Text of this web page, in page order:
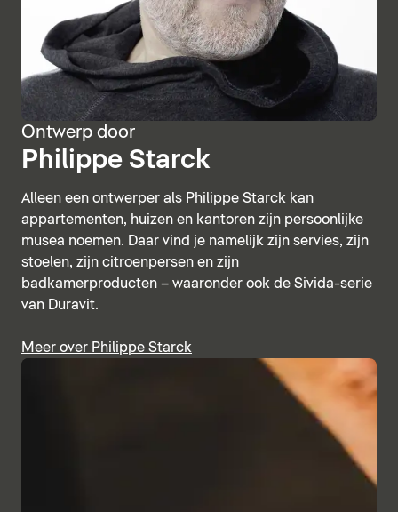
Ontwerp door
Philippe Starck
Alleen een ontwerper als Philippe Starck kan
appartementen, huizen en kantoren zijn persoonlijke
musea noemen. Daar vind je namelijk zijn servies, zijn
stoelen, zijn citroenpersen en zijn
badkamerproducten – waaronder ook de Sivida-serie
van Duravit.
Meer over Philippe Starck